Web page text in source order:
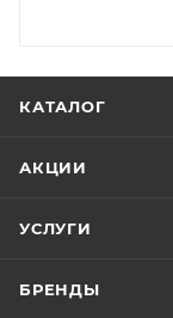
КАТАЛОГ
АКЦИИ
УСЛУГИ
БРЕНДЫ